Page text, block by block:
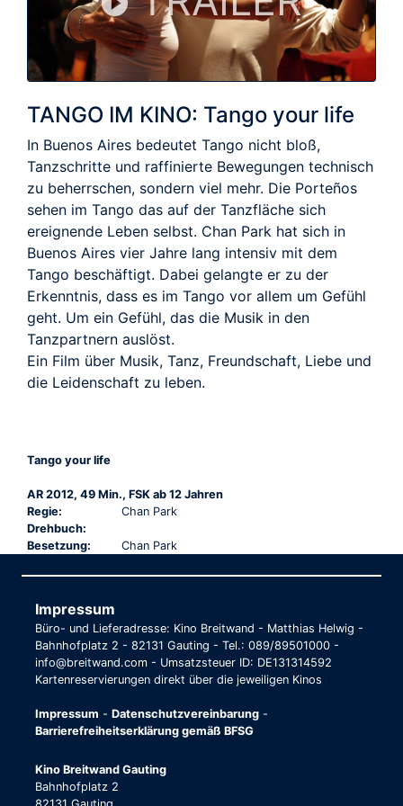
TANGO IM KINO: Tango your life
In Buenos Aires bedeutet Tango nicht bloß,
Tanzschritte und raffinierte Bewegungen technisch
zu beherrschen, sondern viel mehr. Die Porteños
sehen im Tango das auf der Tanzfläche sich
ereignende Leben selbst. Chan Park hat sich in
Buenos Aires vier Jahre lang intensiv mit dem
Tango beschäftigt. Dabei gelangte er zu der
Erkenntnis, dass es im Tango vor allem um Gefühl
geht. Um ein Gefühl, das die Musik in den
Tanzpartnern auslöst.
Ein Film über Musik, Tanz, Freundschaft, Liebe und
die Leidenschaft zu leben.
Tango your life
AR 2012, 49 Min., FSK ab 12 Jahren
Regie:
Chan Park
Drehbuch:
Besetzung:
Chan Park
Impressum
Büro- und Lieferadresse: Kino Breitwand - Matthias Helwig -
Bahnhofplatz 2 - 82131 Gauting - Tel.: 089/89501000 -
info@breitwand.com - Umsatzsteuer ID: DE131314592
Kartenreservierungen direkt über die jeweiligen Kinos
Impressum - Datenschutzvereinbarung -
Barrierefreiheitserklärung gemäß BFSG
Kino Breitwand Gauting
Bahnhofplatz 2